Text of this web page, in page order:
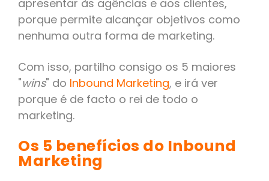
apresentar às agências e aos clientes,
porque permite alcançar objetivos como
nenhuma outra forma de marketing.
Com isso, partilho consigo os 5 maiores
"wins" do Inbound Marketing, e irá ver
porque é de facto o rei de todo o
marketing.
Os 5 benefícios do Inbound
Marketing